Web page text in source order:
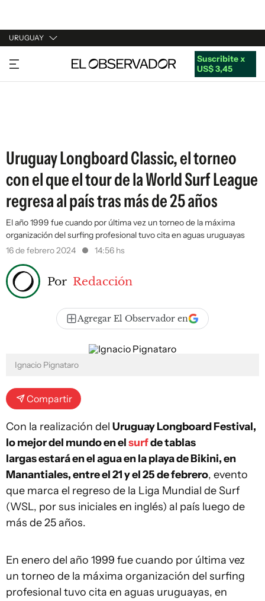
URUGUAY
URUGUAY
ARGENTINA
Suscribite x
US$ 3,45
Uruguay Longboard Classic, el torneo
con el que el tour de la World Surf League
regresa al país tras más de 25 años
El año 1999 fue cuando por última vez un torneo de la máxima
organización del surfing profesional tuvo cita en aguas uruguayas
16 de febrero 2024
14:56 hs
Por Redacción
Agregar El Observador en
Ignacio Pignataro
Compartir
Con la realización del Uruguay Longboard Festival,
lo mejor del mundo en elsurfde tablas
largas estará en el agua en la playa de Bikini, en
Manantiales, entre el 21 y el 25 de febrero, evento
que marca el regreso de la Liga Mundial de Surf
(WSL, por sus iniciales en inglés) al país luego de
más de 25 años.
En enero del año 1999 fue cuando por última vez
un torneo de la máxima organización del surfing
profesional tuvo cita en aguas uruguayas, en